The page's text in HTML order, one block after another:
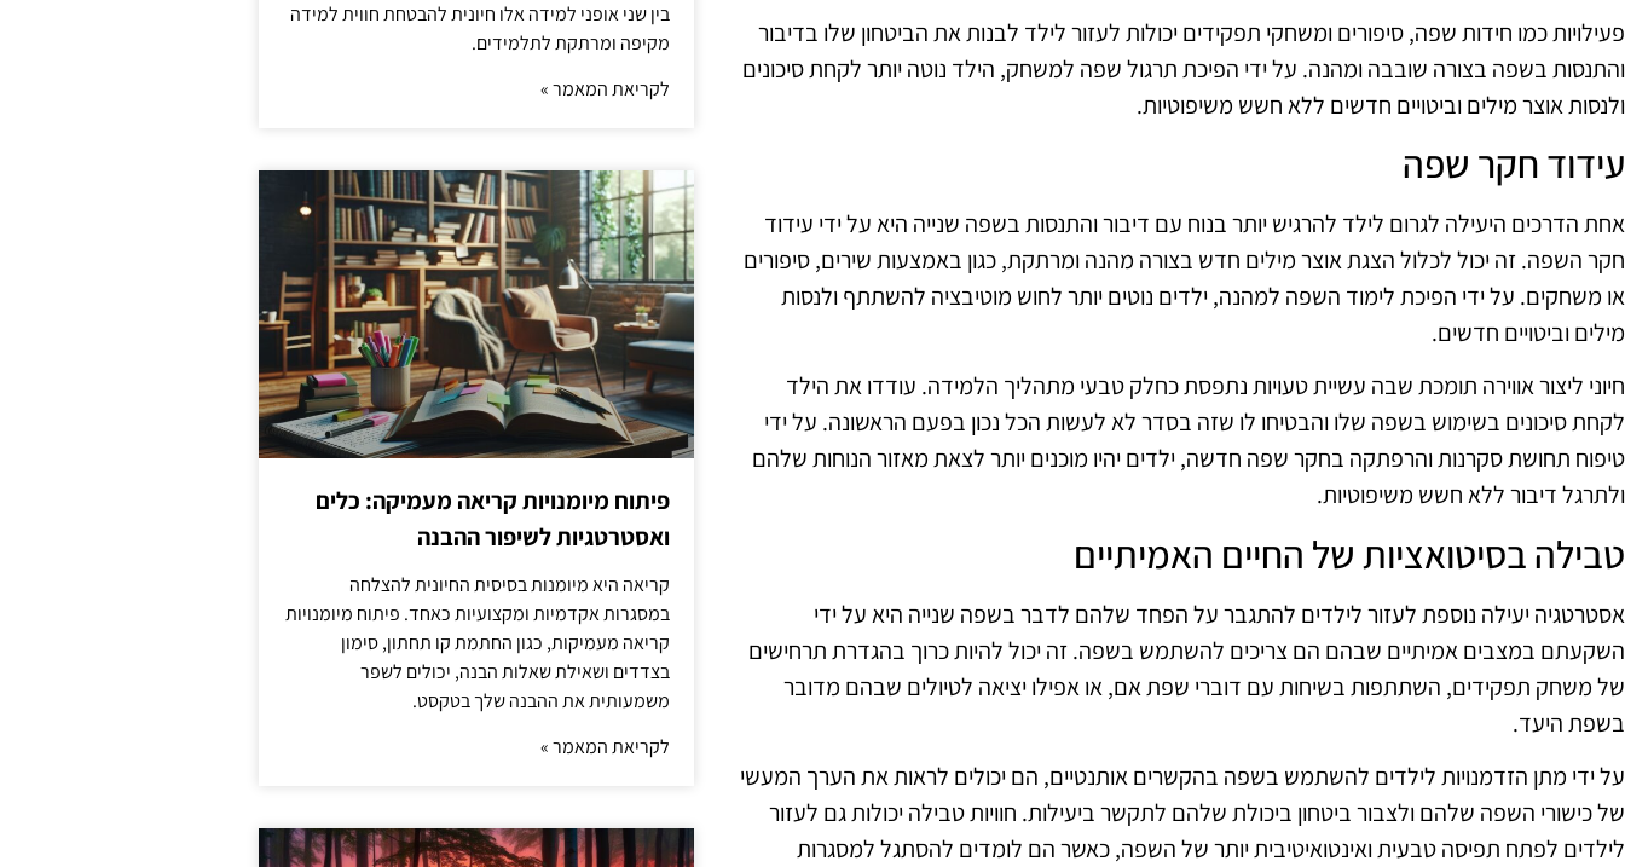
פעילויות כמו חידות שפה, סיפורים ומשחקי תפקידים יכולות לעזור לילד לבנות את הביטחון שלו בדיבור
והתנסות בשפה בצורה שובבה ומהנה. על ידי הפיכת תרגול שפה למשחק, הילד נוטה יותר לקחת סיכונים
ולנסות אוצר מילים וביטויים חדשים ללא חשש משיפוטיות.
עידוד חקר שפה
אחת הדרכים היעילה לגרום לילד להרגיש יותר בנוח עם דיבור והתנסות בשפה שנייה היא על ידי עידוד
חקר השפה. זה יכול לכלול הצגת אוצר מילים חדש בצורה מהנה ומרתקת, כגון באמצעות שירים, סיפורים
או משחקים. על ידי הפיכת לימוד השפה למהנה, ילדים נוטים יותר לחוש מוטיבציה להשתתף ולנסות
מילים וביטויים חדשים.
חיוני ליצור אווירה תומכת שבה עשיית טעויות נתפסת כחלק טבעי מתהליך הלמידה. עודדו את הילד
לקחת סיכונים בשימוש בשפה שלו והבטיחו לו שזה בסדר לא לעשות הכל נכון בפעם הראשונה. על ידי
טיפוח תחושת סקרנות והרפתקה בחקר שפה חדשה, ילדים יהיו מוכנים יותר לצאת מאזור הנוחות שלהם
ולתרגל דיבור ללא חשש משיפוטיות.
טבילה בסיטואציות של החיים האמיתיים
אסטרטגיה יעילה נוספת לעזור לילדים להתגבר על הפחד שלהם לדבר בשפה שנייה היא על ידי
השקעתם במצבים אמיתיים שבהם הם צריכים להשתמש בשפה. זה יכול להיות כרוך בהגדרת תרחישים
של משחק תפקידים, השתתפות בשיחות עם דוברי שפת אם, או אפילו יציאה לטיולים שבהם מדובר
בשפת היעד.
על ידי מתן הזדמנויות לילדים להשתמש בשפה בהקשרים אותנטיים, הם יכולים לראות את הערך המעשי
של כישורי השפה שלהם ולצבור ביטחון ביכולת שלהם לתקשר ביעילות. חוויות טבילה יכולות גם לעזור
לילדים לפתח תפיסה טבעית ואינטואיטיבית יותר של השפה, כאשר הם לומדים להסתגל למסגרות
בין שני אופני למידה אלו חיונית להבטחת חווית למידה
מקיפה ומרתקת לתלמידים.
לקריאת המאמר »
פיתוח מיומנויות קריאה מעמיקה: כלים
ואסטרטגיות לשיפור ההבנה
קריאה היא מיומנות בסיסית החיונית להצלחה
במסגרות אקדמיות ומקצועיות כאחד. פיתוח מיומנויות
קריאה מעמיקות, כגון החתמת קו תחתון, סימון
בצדדים ושאילת שאלות הבנה, יכולים לשפר
משמעותית את ההבנה שלך בטקסט.
לקריאת המאמר »